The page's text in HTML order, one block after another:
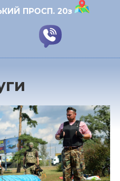
ПРОСП. 20з